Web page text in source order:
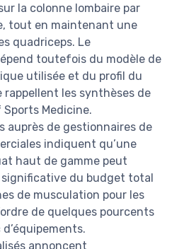
la colonne lombaire par
tout en maintenant une
quadriceps. Le
toutefois du modèle de
utilisée et du profil du
les synthèses de
Sports Medicine.
auprès de gestionnaires de
indiquent qu’une
haut de gamme peut
du budget total
de musculation pour les
de quelques pourcents
annoncent